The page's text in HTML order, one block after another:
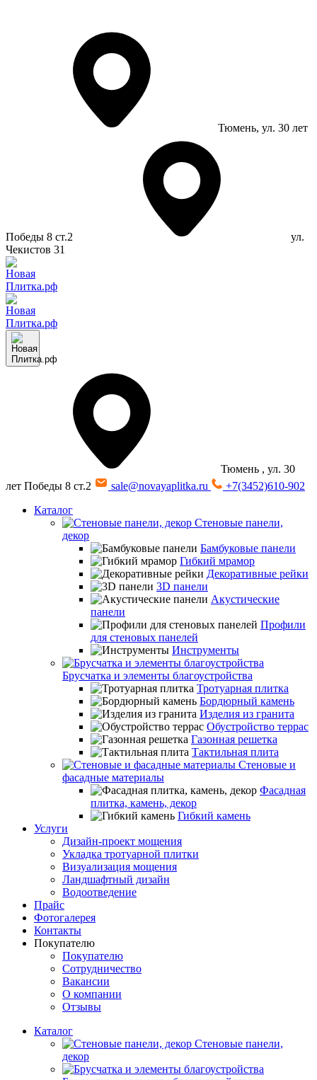
Тюмень, ул. 30 лет
Победы 8 ст.2
ул.
Чекистов 31
Тюмень , ул. 30
лет Победы 8 ст.2
sale@novayaplitka.ru
+7(3452)610-902
Каталог
Стеновые панели,
декор
Бамбуковые панели
Гибкий мрамор
Декоративные рейки
3D панели
Акустические
панели
Профили
для стеновых панелей
Инструменты
Брусчатка и элементы благоустройства
Тротуарная плитка
Бордюрный камень
Изделия из гранита
Обустройство террас
Газонная решетка
Тактильная плита
Стеновые и
фасадные материалы
Фасадная
плитка, камень, декор
Гибкий камень
Услуги
Дизайн-проект мощения
Укладка тротуарной плитки
Визуализация мощения
Ландшафтный дизайн
Водоотведение
Прайс
Фотогалерея
Контакты
Покупателю
Покупателю
Сотрудничество
Вакансии
О компании
Отзывы
Каталог
Стеновые панели,
декор